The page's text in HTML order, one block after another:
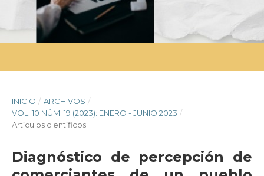
INICIO / ARCHIVOS /
VOL. 10 NÚM. 19 (2023): ENERO - JUNIO 2023 /
Artículos científicos
Diagnóstico de percepción de